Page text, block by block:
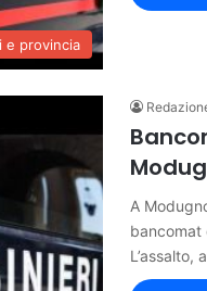
e provincia
A
bancomat
L’assalto,